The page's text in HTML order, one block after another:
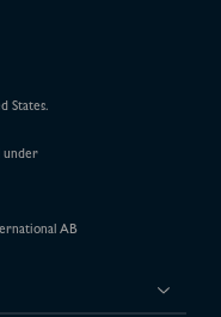
States.
under
AB